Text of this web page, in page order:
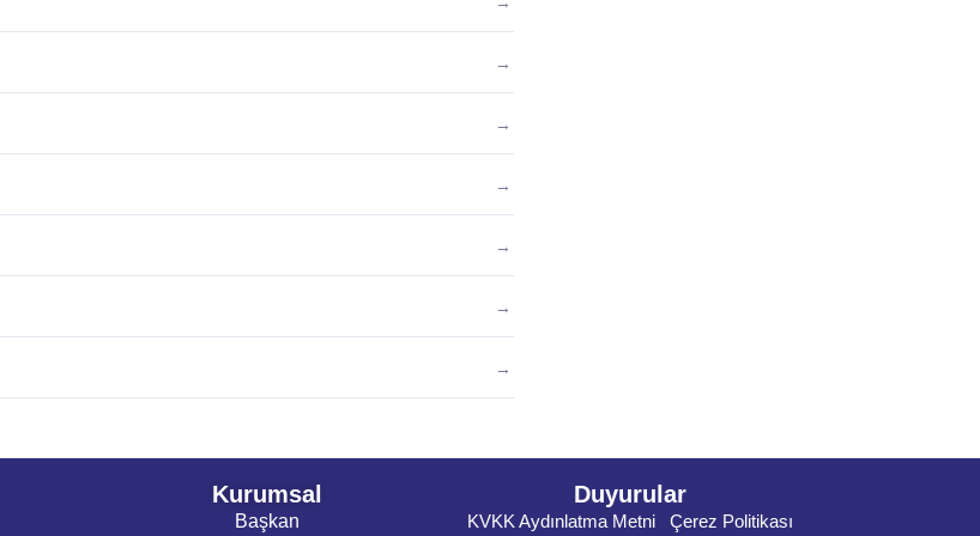
→
→
→
→
→
→
Kurumsal
Başkan
Duyurular
KVKK Aydınlatma Metni Çerez Politikası